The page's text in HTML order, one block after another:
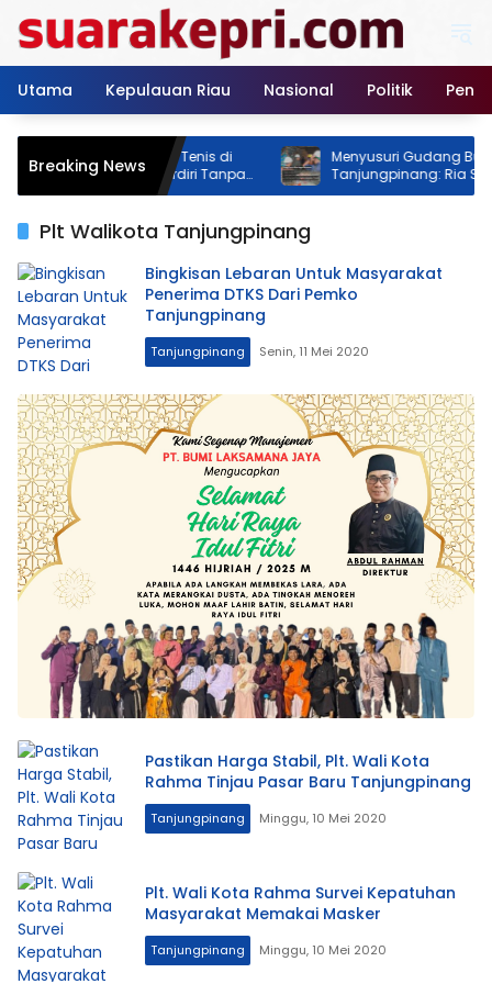
konten
Utama
Kepulauan Riau Nasional Politik
Breaking News
Proyek Lapangan Tenis di
Jaya Berani Berdiri Tanpa
Malah Pamer Progres 70
Menyusuri Gudang Bulog
Tanjungpinang: Ria
Memastikan Stok Beras
Plt Walikota Tanjungpinang
Bingkisan Lebaran Untuk Masyarakat
Penerima DTKS Dari Pemko
Tanjungpinang
Tanjungpinang Senin, 11 Mei 2020
Pastikan Harga Stabil, Plt. Wali Kota
Rahma Tinjau Pasar Baru Tanjungpinang
Tanjungpinang Minggu, 10 Mei 2020
Plt. Wali Kota Rahma Survei Kepatuhan
Masyarakat Memakai Masker
Tanjungpinang Minggu, 10 Mei 2020